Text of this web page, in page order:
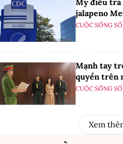
Mỹ điều tra
jalapeno
CUỘC SỐNG SỐ
Mạnh tay
quyền trên
CUỘC SỐNG SỐ
Xem